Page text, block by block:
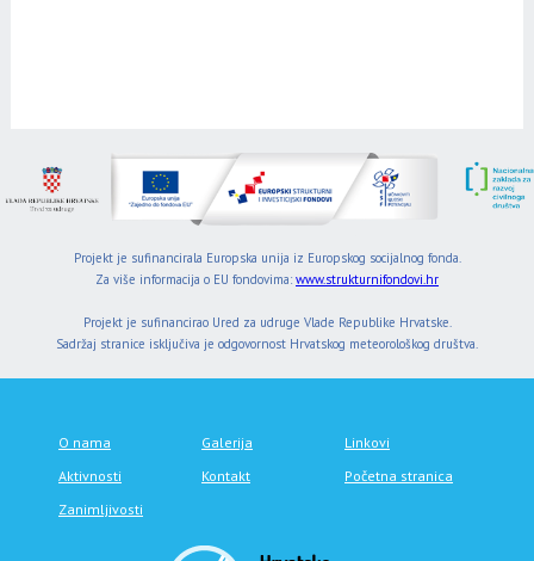
Projekt je sufinancirala Europska unija iz Europskog socijalnog fonda.
Za više informacija o EU fondovima: www.strukturnifondovi.hr
Projekt je sufinancirao Ured za udruge Vlade Republike Hrvatske.
Sadržaj stranice isključiva je odgovornost Hrvatskog meteorološkog društva.
O nama Galerija
Linkovi
Aktivnosti
Kontakt
Početna stranica
Zanimljivosti